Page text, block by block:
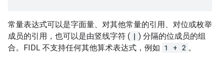
常量表达式可以是字面量、对其他常量的引用、对位或枚举
成员的引用，也可以是由竖线字符 ( | ) 分隔的位成员的组
合。FIDL 不支持任何其他算术表达式，例如 1 + 2 。